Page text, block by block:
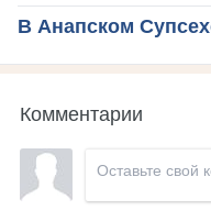
В Анапском
Комментарии